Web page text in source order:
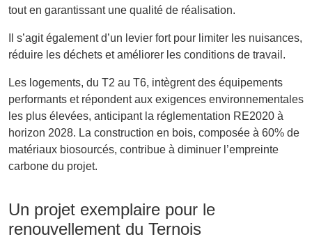
tout en garantissant une qualité de réalisation.
Il s’agit également d’un levier fort pour limiter les nuisances,
réduire les déchets et améliorer les conditions de travail.
Les logements, du T2 au T6, intègrent des équipements
performants et répondent aux exigences environnementales
les plus élevées, anticipant la réglementation RE2020 à
horizon 2028. La construction en bois, composée à 60% de
matériaux biosourcés, contribue à diminuer l’empreinte
carbone du projet.
Un projet exemplaire pour le
renouvellement du Ternois